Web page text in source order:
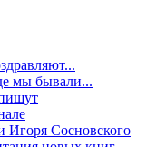
мы бывали...
Игоря Сосновского